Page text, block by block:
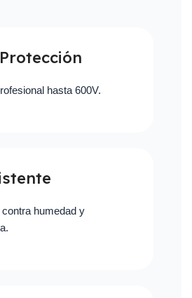
hasta 600V.
humedad y